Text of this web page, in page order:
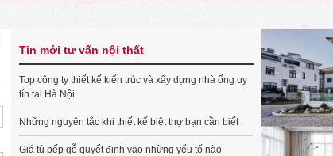
Tin mới tư vấn nội thất
Top công ty thiết kế kiến trúc và xây dựng nhà ống uy
tín tại Hà Nội
Những nguyên tắc khi thiết kế biệt thự bạn cần biết
Giá tủ bếp gỗ quyết định vào những yếu tố nào